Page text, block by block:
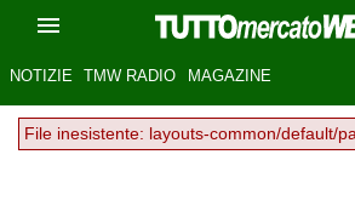
NOTIZIE TMW RADIO MAGAZINE
File inesistente: layouts-common/default/